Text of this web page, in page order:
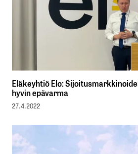
Eläkeyhtiö Elo:
hyvin epävarma
27.4.2022